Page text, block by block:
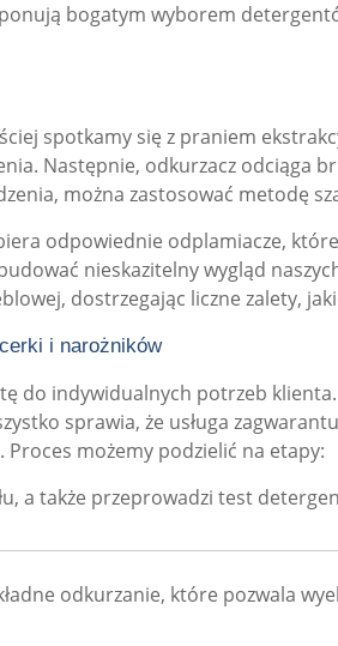
bogatym wyborem
spotkamy się z praniem
Następnie, odkurzacz odciąga
można zastosować metodę
odpowiednie odplamiacze,
nieskazitelny wygląd
dostrzegając liczne zalety,
i narożników
do indywidualnych potrzeb
sprawia, że usługa
możemy podzielić na etapy:
a także przeprowadzi test
odkurzanie, które pozwala